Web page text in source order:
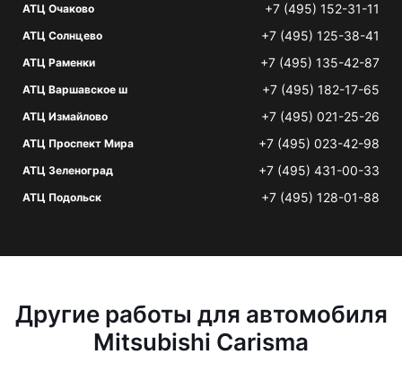
АТЦ Очаково +7 (495) 152-31-11
АТЦ Солнцево +7 (495) 125-38-41
АТЦ Раменки +7 (495) 135-42-87
АТЦ Варшавское ш +7 (495) 182-17-65
АТЦ Измайлово +7 (495) 021-25-26
АТЦ Проспект Мира +7 (495) 023-42-98
АТЦ Зеленоград +7 (495) 431-00-33
АТЦ Подольск +7 (495) 128-01-88
Другие работы для автомобиля
Mitsubishi Carisma